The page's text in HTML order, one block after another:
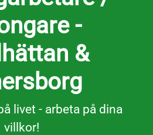
-
&
livet - arbeta på dina
villkor!